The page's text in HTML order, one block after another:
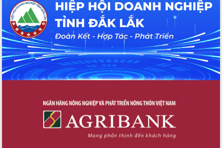
Tháo gỡ những vướng mắc, đẩy mạnh
công tác cải cách thủ tục hành chính
tại Trung tâm Phục vụ hành chính
công tỉnh
Đắk Lắk: Tôn vinh 46 giải pháp tại Hội
thi Sáng tạo Kỹ thuật 2024 - 2025
Đắk Lắk rà soát, điều chỉnh Đề án 190
Trương Công Thái kiểm tra thực địa
Dự án cao tốc Khánh Hòa - Buôn Ma
Định vị cà phê Việt Nam như một “di